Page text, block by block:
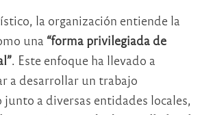
la organización entiende la
una “forma privilegiada de
. Este enfoque ha llevado a
a desarrollar un trabajo
a diversas entidades locales,